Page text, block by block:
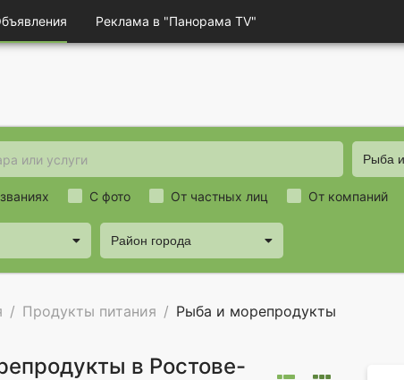
Реклама в "Панорама TV"
Рыба
Район города
С фото От частных лиц От компаний
Продукты питания Рыба и морепродукты
в Ростове-